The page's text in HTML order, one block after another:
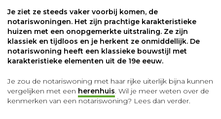
Je ziet ze steeds vaker voorbij komen, de
notariswoningen. Het zijn prachtige karakteristieke
huizen met een onopgemerkte uitstraling. Ze zijn
klassiek en tijdloos en je herkent ze onmiddellijk. De
notariswoning heeft een klassieke bouwstijl met
karakteristieke elementen uit de 19e eeuw.
Je zou de notariswoning met haar rijke uiterlijk bijna kunnen
vergelijken met een herenhuis. Wil je meer weten over de
kenmerken van een notariswoning? Lees dan verder.